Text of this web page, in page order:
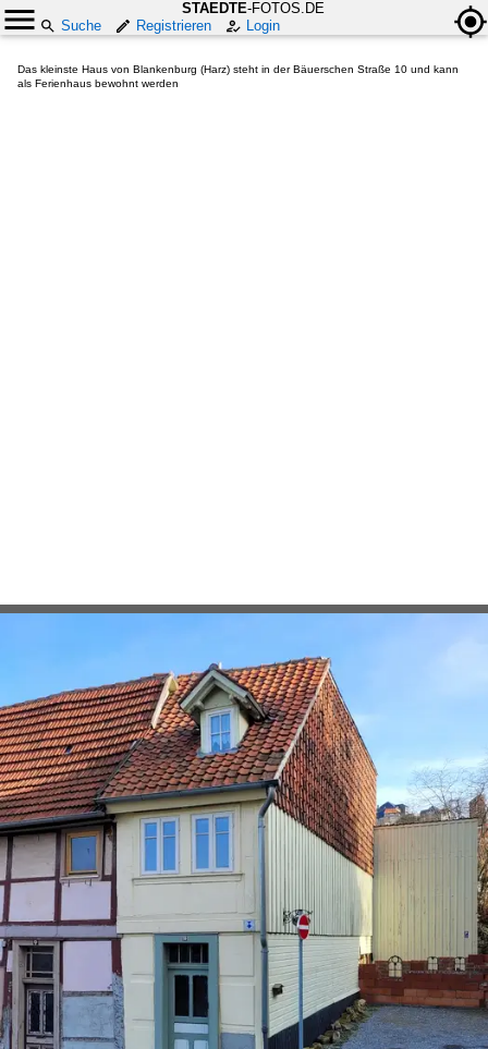
STAEDTE-FOTOS.DE
Suche
Registrieren Login
Das kleinste Haus von Blankenburg (Harz) steht in der Bäuerschen Straße 10 und kann
als Ferienhaus bewohnt werden